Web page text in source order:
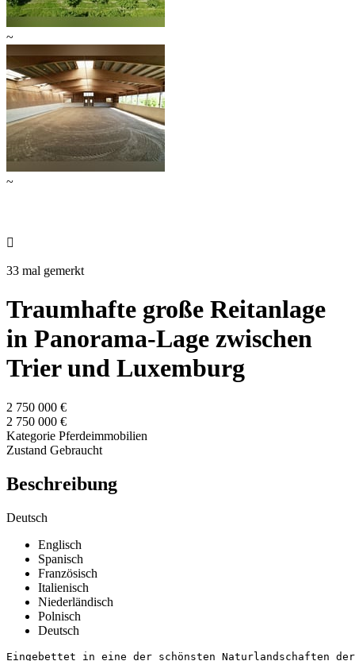
~
~

33 mal gemerkt
Traumhafte große Reitanlage
in Panorama-Lage zwischen
Trier und Luxemburg
2 750 000 €
2 750 000 €
Kategorie Pferdeimmobilien
Zustand Gebraucht
Beschreibung
Deutsch
Englisch
Spanisch
Französisch
Italienisch
Niederländisch
Polnisch
Deutsch
Eingebettet in eine der schönsten Naturlandschaften